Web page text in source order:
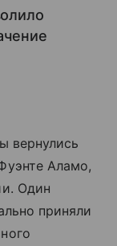
вернулись
Аламо,
Один
приняли